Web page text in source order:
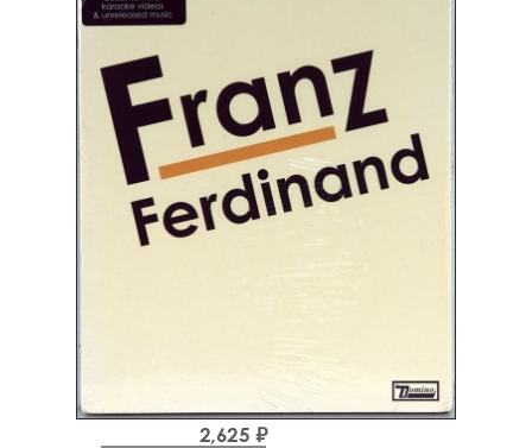
2,625 ₽